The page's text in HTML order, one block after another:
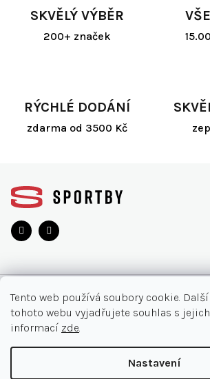
Tento web používá soubory cookie.
tohoto webu vyjadřujete souhlas s
informací zde.
Nastavení
SKVĚLÝ VÝBĚR
200+ značek
RÝCHLÉ DODÁNÍ
zdarma od 3500 Kč
O NÁKUPU
Akce
Nejčastější otázky
INFORMACE